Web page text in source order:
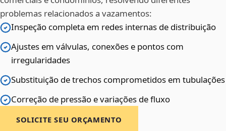
problemas relacionados a vazamentos:
Inspeção completa em redes internas de distribuição
Ajustes em válvulas, conexões e pontos com
irregularidades
Substituição de trechos comprometidos em tubulações
Correção de pressão e variações de fluxo
SOLICITE SEU ORÇAMENTO